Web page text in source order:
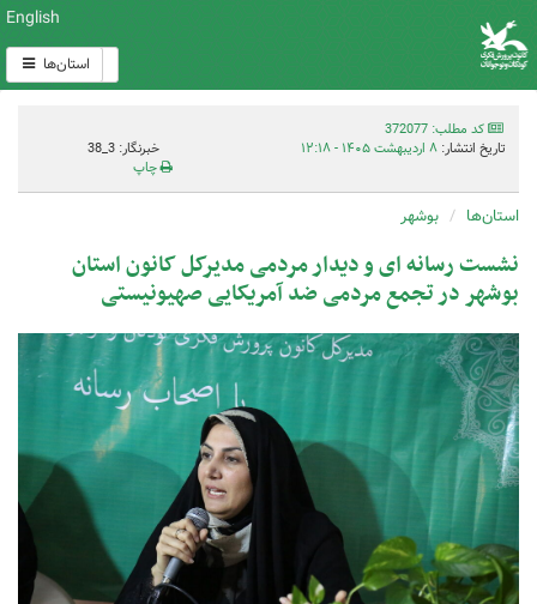
English
استان‌ها
کد مطلب: 372077
تاریخ انتشار: ۸ اردیبهشت ۱۴۰۵ - ۱۲:۱۸
خبرنگار: 3_38
چاپ
استان‌ها بوشهر
نشست رسانه ای و دیدار مردمی مدیرکل کانون استان
بوشهر در تجمع مردمی ضد آمریکایی صهیونیستی